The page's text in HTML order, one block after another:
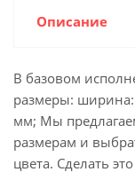
Описание
В базовом
размеры:
мм; Мы
размерам и
цвета. Сделать